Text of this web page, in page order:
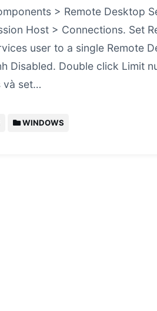
> Remote Desktop
Host > Connections. Set
user to a single Remote
Disabled. Double click Limit
và set…
WINDOWS